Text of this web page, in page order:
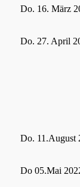
Do. 16. März
Do. 27. April
Do. 11.August
Do 05.Mai